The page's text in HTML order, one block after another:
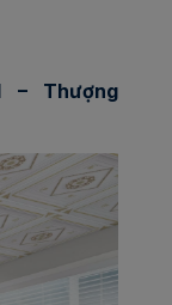
– Thượng